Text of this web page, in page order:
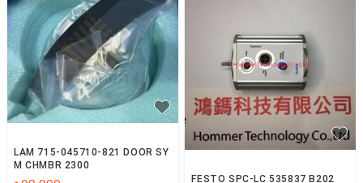
LAM 715-045710-821 DOOR SY
M CHMBR 2300
FESTO SPC-LC 535837 B202